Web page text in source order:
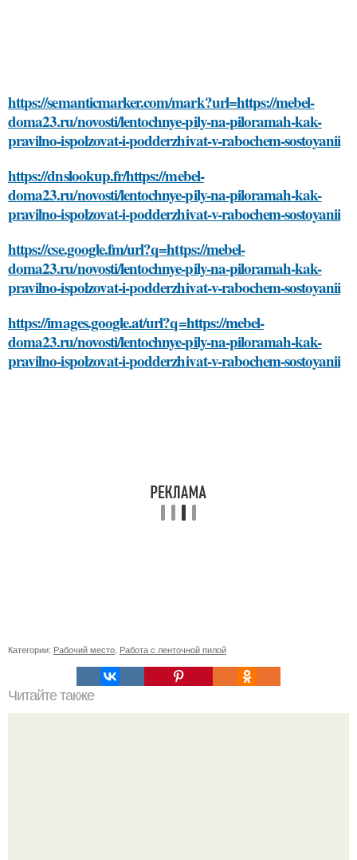
https://semanticmarker.com/mark?url=https://mebel-
doma23.ru/novosti/lentochnye-pily-na-piloramah-kak-
pravilno-ispolzovat-i-podderzhivat-v-rabochem-sostoyanii
https://dnslookup.fr/https://mebel-
doma23.ru/novosti/lentochnye-pily-na-piloramah-kak-
pravilno-ispolzovat-i-podderzhivat-v-rabochem-sostoyanii
https://cse.google.fm/url?q=https://mebel-
doma23.ru/novosti/lentochnye-pily-na-piloramah-kak-
pravilno-ispolzovat-i-podderzhivat-v-rabochem-sostoyanii
https://images.google.at/url?q=https://mebel-
doma23.ru/novosti/lentochnye-pily-na-piloramah-kak-
pravilno-ispolzovat-i-podderzhivat-v-rabochem-sostoyanii
Категории: Рабочий место Работа с ленточной пилой
Читайте также